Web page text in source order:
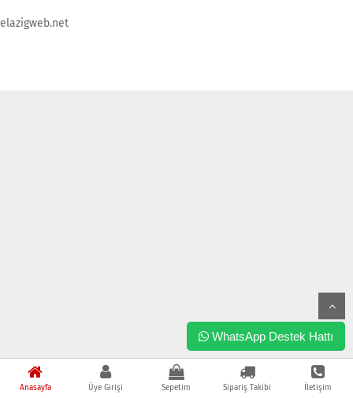
Anasayfa Üye Girişi Sepetim Sipariş Takibi İletişim
elazigweb.net
WhatsApp Destek Hattı